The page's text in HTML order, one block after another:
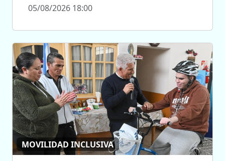
05/08/2026 18:00
MOVILIDAD INCLUSIVA